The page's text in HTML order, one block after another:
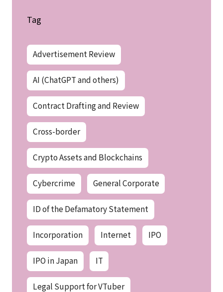
Tag
Advertisement Review
AI (ChatGPT and others)
Contract Drafting and Review
Cross-border
Crypto Assets and Blockchains
Cybercrime General Corporate
ID of the Defamatory Statement
Incorporation Internet IPO
IPO in Japan IT
Legal Support for VTuber